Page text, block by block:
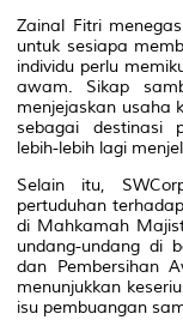
Zainal Fitri
untuk sesiapa
individu perlu
awam. Sikap
menjejaskan usaha
sebagai destinasi
lebih-lebih lagi
Selain itu,
pertuduhan
di Mahkamah
undang-undang di
dan Pembersihan
menunjukkan
isu pembuangan